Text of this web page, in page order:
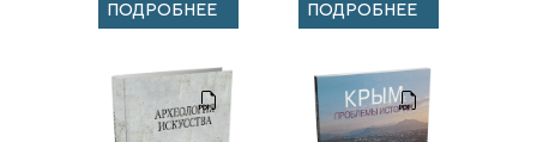
ПОДРОБНЕЕ
и развитие.
ПОДРОБНЕЕ